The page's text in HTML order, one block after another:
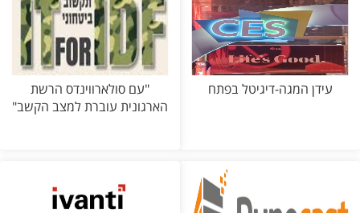
עידן המגה-דיגיטל בפתח
"עם סולארווינדס הרשת
הארגונית עוברת למצב הקשב"